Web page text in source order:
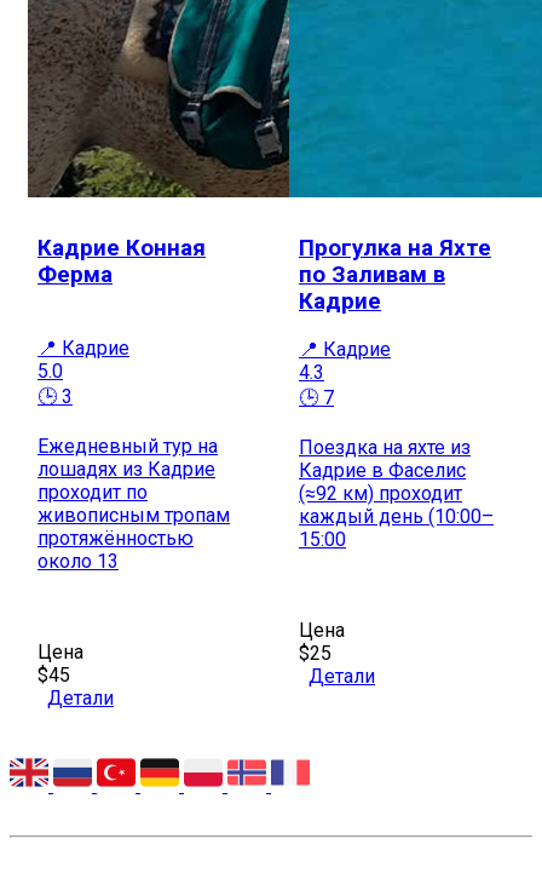
Кадрие Конная
Ферма
📍 Кадрие
5.0
🕒 3
Ежедневный тур на
лошадях из Кадрие
проходит по
живописным тропам
протяжённостью
около 13
Цена
$45
Детали
Прогулка на Яхте
по Заливам в
Кадрие
📍 Кадрие
4.3
🕒 7
Поездка на яхте из
Кадрие в Фаселис
(≈92 км) проходит
каждый день (10:00–
15:00
Цена
$25
Детали